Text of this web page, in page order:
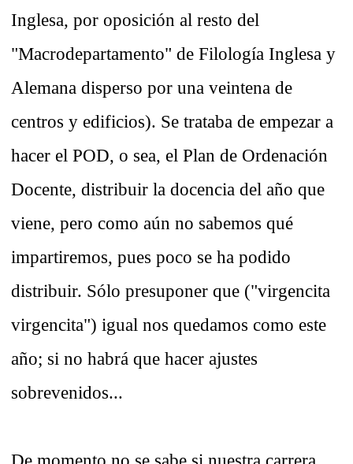
Inglesa, por oposición al resto del
"Macrodepartamento" de Filología Inglesa y
Alemana disperso por una veintena de
centros y edificios). Se trataba de empezar a
hacer el POD, o sea, el Plan de Ordenación
Docente, distribuir la docencia del año que
viene, pero como aún no sabemos qué
impartiremos, pues poco se ha podido
distribuir. Sólo presuponer que ("virgencita
virgencita") igual nos quedamos como este
año; si no habrá que hacer ajustes
sobrevenidos...